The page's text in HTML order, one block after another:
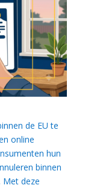
de EU te
online
hun
binnen
Met deze